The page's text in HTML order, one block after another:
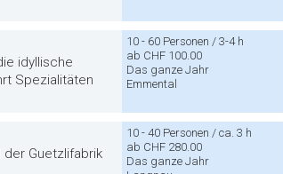
idyllische
Spezialitäten
10 - 60 Personen / 3-4 h
ab CHF 100.00
Das ganze Jahr
Emmental
Guetzlifabrik
10 - 40 Personen / ca. 3 h
ab CHF 280.00
Das ganze Jahr